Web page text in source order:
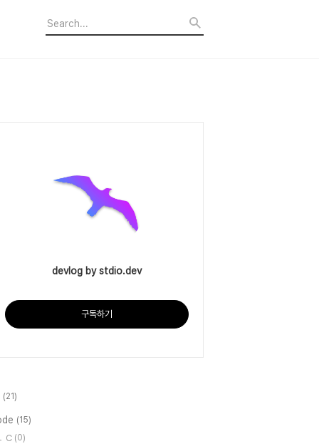
devlog by stdio.dev
구독하기
(21)
(15)
C (0)